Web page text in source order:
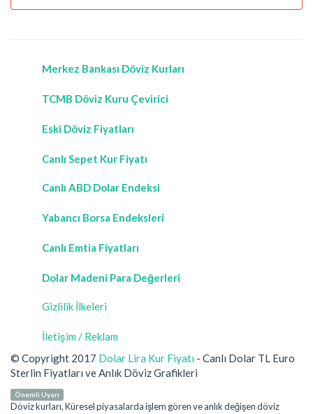
Merkez Bankası Döviz Kurları
TCMB Döviz Kuru Çevirici
Eski Döviz Fiyatları
Canlı Sepet Kur Fiyatı
Canlı ABD Dolar Endeksi
Yabancı Borsa Endeksleri
Canlı Emtia Fiyatları
Dolar Madeni Para Değerleri
Gizlilik İlkeleri
İletişim / Reklam
© Copyright 2017 Dolar Lira Kur Fiyatı - Canlı Dolar TL Euro
Sterlin Fiyatları ve Anlık Döviz Grafikleri
Önemli Uyarı
Döviz kurları, Küresel piyasalarda işlem gören ve anlık değişen döviz